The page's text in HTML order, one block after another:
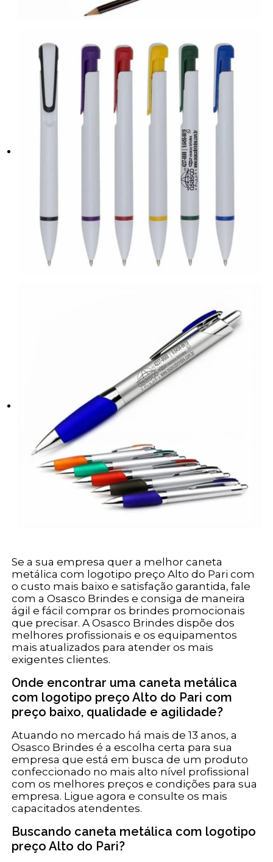
Se a sua empresa quer a melhor caneta
metálica com logotipo preço Alto do Pari com
o custo mais baixo e satisfação garantida, fale
com a Osasco Brindes e consiga de maneira
ágil e fácil comprar os brindes promocionais
que precisar. A Osasco Brindes dispõe dos
melhores profissionais e os equipamentos
mais atualizados para atender os mais
exigentes clientes.
Onde encontrar uma caneta metálica
com logotipo preço Alto do Pari com
preço baixo, qualidade e agilidade?
Atuando no mercado há mais de 13 anos, a
Osasco Brindes é a escolha certa para sua
empresa que está em busca de um produto
confeccionado no mais alto nível profissional
com os melhores preços e condições para sua
empresa. Ligue agora e consulte os mais
capacitados atendentes.
Buscando caneta metálica com logotipo
preço Alto do Pari?